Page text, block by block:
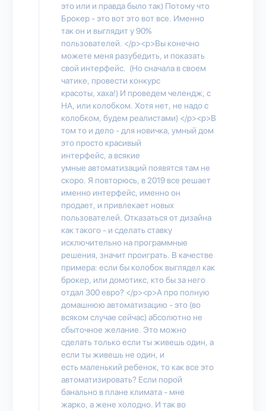
это или и правда было так) Потому что
Брокер - это вот это вот все. Именно
так он и выглядит у 90%
пользователей. </p><p>Вы конечно
можете меня разубедить, и показать
свой интерфейс. (Но сначала в своем
чатике, провести конкурс
красоты, хаха!) И проведем челендж, с
НА, или колобком. Хотя нет, не надо с
колобком, будем реалистами) </p><p>В
том то и дело - для новичка, умный дом
это просто красивый
интерфейс, а всякие
умные автоматизаций появятся там не
скоро. Я повторюсь, в 2019 все решает
именно интерфейс, именно он
продает, и привлекает новых
пользователей. Отказаться от дизайна
как такого - и сделать ставку
исключительно на программные
решения, значит проиграть. В качестве
примера: если бы колобок выглядел как
брокер, или домотикс, кто бы за него
отдал 300 евро? </p><p>А про полную
домашнюю автоматизацию - это (во
всяком случае сейчас) абсолютно не
сбыточное желание. Это можно
сделать только если ты живешь один, а
если ты живешь не один, и
есть маленький ребенок, то как все это
автоматизировать? Если порой
банально в плане климата - мне
жарко, а жене холодно. И так во